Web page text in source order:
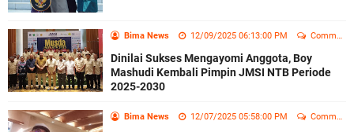
Bima News 12/09/2025 06:13:00 PM Comment
Dinilai Sukses Mengayomi Anggota, Boy
Mashudi Kembali Pimpin JMSI NTB Periode
2025-2030
Bima News 12/07/2025 05:58:00 PM Comment